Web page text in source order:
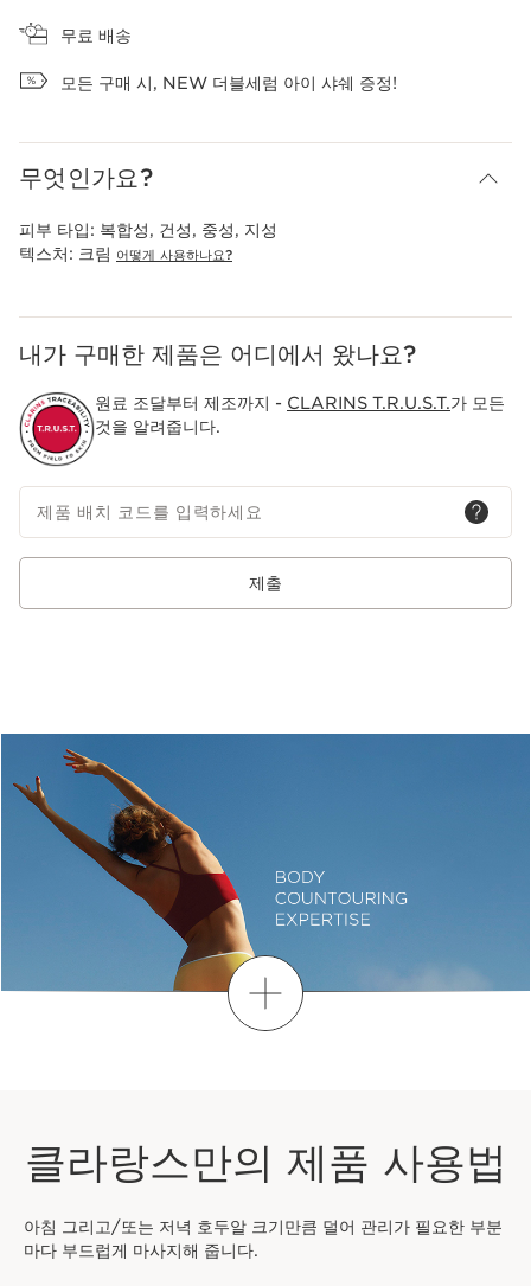
무료 배송
모든 구매 시, NEW 더블세럼 아이 샤쉐 증정!
무엇인가요?
피부 타입: 복합성, 건성, 중성, 지성
텍스처: 크림 어떻게 사용하나요?
내가 구매한 제품은 어디에서 왔나요?
원료 조달부터 제조까지 - CLARINS T.R.U.S.T.가 모든
것을 알려줍니다.
제품 배치 코드를 입력하세요
제출
더보기
클라랑스만의 제품 사용법
아침 그리고/또는 저녁 호두알 크기만큼 덜어 관리가 필요한 부분
마다 부드럽게 마사지해 줍니다.